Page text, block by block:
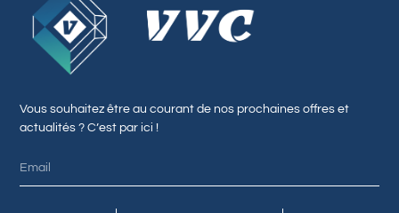
Vous souhaitez être au courant de nos prochaines offres et
actualités ? C’est par ici !